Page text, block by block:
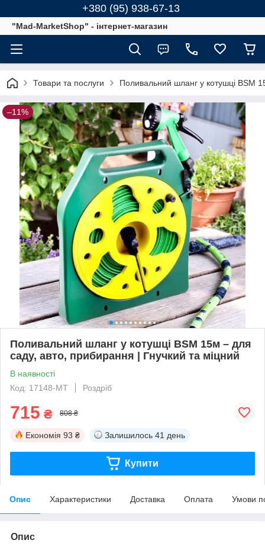
+380 (95) 938-67-13
"Mad-MarketShop" - інтернет-магазин
Товари та послуги Поливальний шланг у котушці BSM
–11%
Поливальний шланг у котушці BSM 15м – для
саду, авто, прибирання | Гнучкий та міцний
В наявності
Код: 17148-МТ
Роздріб
715 ₴ 808 ₴
Економія 93 ₴ Залишилось 41 день
Купити
Опис Характеристики Доставка Оплата Умови
Опис